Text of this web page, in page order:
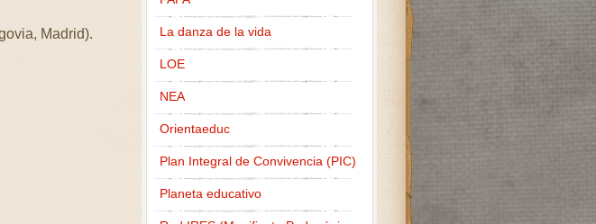
Madrid).
La danza de la vida
LOE
NEA
Orientaeduc
Plan Integral de Convivencia (PIC)
Planeta educativo